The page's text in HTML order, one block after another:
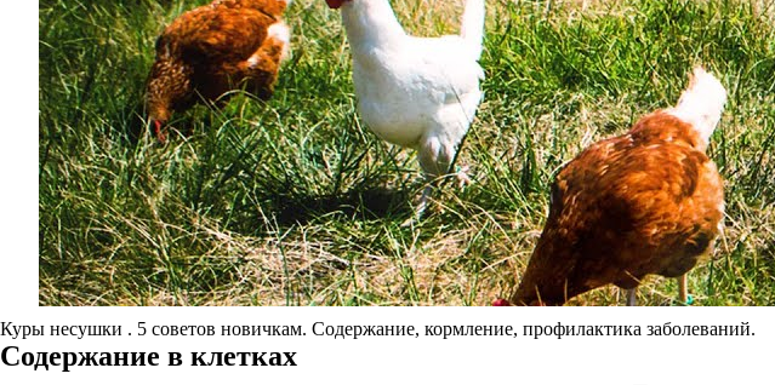
Куры несушки . 5 советов новичкам. Содержание, кормление, профилактика заболеваний.
Содержание в клетках